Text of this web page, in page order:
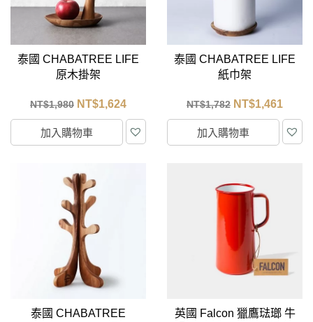
泰國 CHABATREE LIFE
原木掛架
NT$1,980 NT$1,624
加入購物車
泰國 CHABATREE LIFE
紙巾架
NT$1,782 NT$1,461
加入購物車
泰國 CHABATREE
英國 Falcon 獵鷹琺瑯 牛